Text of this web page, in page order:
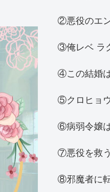
②悪役のエ
③俺レベ ラ
④この結婚
⑤クロヒョ
⑥病弱令嬢
⑦悪役を救
⑧邪魔者に